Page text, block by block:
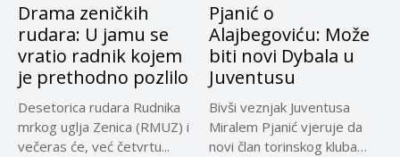
Drama zeničkih
rudara: U jamu se
vratio radnik kojem
je prethodno pozlilo
Desetorica rudara Rudnika
mrkog uglja Zenica (RMUZ) i
večeras će, već četvrtu...
Pjanić o
Alajbegoviću: Može
biti novi Dybala u
Juventusu
Bivši veznjak Juventusa
Miralem Pjanić vjeruje da
novi član torinskog kluba